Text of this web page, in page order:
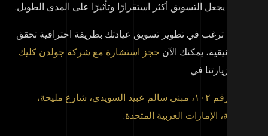
ما يجعل التسويق أكثر استقرارًا وتأثيرًا على المدى الطويل.
كنت ترغب في تطوير تسويق عيادتك بطريقة احترافية تحقق
حقيقية، يمكنك الآن حجز استشارة مع شركة جولدن كليك
قم بزيارتنا في
مكتب رقم ١٠٢، مبنى سالم عبيد السويدي، شارع مليحة،
الإمارات العربية المتحدة.